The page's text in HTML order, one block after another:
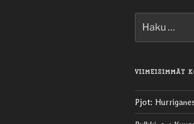
VIIMEISIMMÄT
Pjot: